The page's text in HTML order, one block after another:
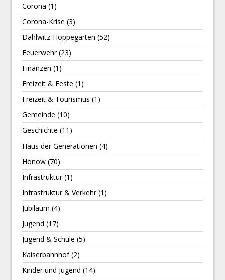
Corona (1)
Corona-Krise (3)
Dahlwitz-Hoppegarten (52)
Feuerwehr(23)
Finanzen (1)
Freizeit & Feste (1)
Freizeit & Tourismus (1)
Gemeinde (10)
Geschichte (11)
Haus der Generationen (4)
Hönow (70)
Infrastruktur(1)
Infrastruktur & Verkehr(1)
Jubiläum (4)
Jugend (17)
Jugend & Schule (5)
Kaiserbahnhof(2)
Kinder und Jugend (14)